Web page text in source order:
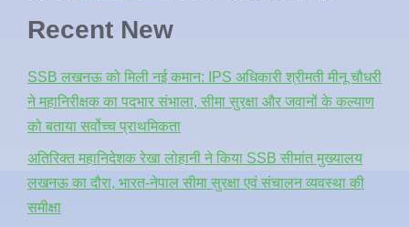
Recent New
SSB लखनऊ को मिली नई कमान: IPS अधिकारी श्रीमती मीनू चौधरी
ने महानिरीक्षक का पदभार संभाला, सीमा सुरक्षा और जवानों के कल्याण
को बताया सर्वोच्च प्राथमिकता
अतिरिक्त महानिदेशक रेखा लोहानी ने किया SSB सीमांत मुख्यालय
लखनऊ का दौरा, भारत-नेपाल सीमा सुरक्षा एवं संचालन व्यवस्था की
समीक्षा